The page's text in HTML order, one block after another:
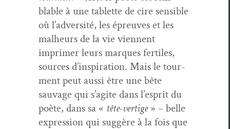
blable à une tablette de cire sen­si­ble
où l’adversité, les épreuves et les
mal­heurs de la vie vien­nent
imprimer leurs mar­ques fer­tiles,
sources d’inspiration. Mais le tour­
ment peut aus­si être une bête
sauvage qui s’agite dans l’esprit du
poète, dans sa « tête-ver­tige» – belle
expres­sion qui sug­gère à la fois que